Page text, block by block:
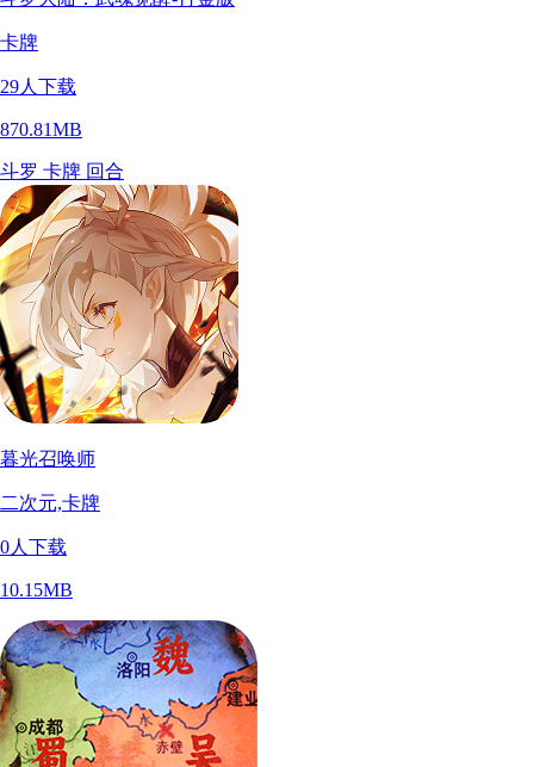
卡牌
29人下载
870.81MB
斗罗 卡牌 回合
暮光召唤师
二次元,卡牌
0人下载
10.15MB